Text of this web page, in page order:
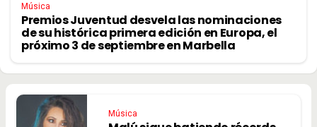
Música
Premios Juventud desvela las nominaciones
de su histórica primera edición en Europa, el
próximo 3 de septiembre en Marbella
Música